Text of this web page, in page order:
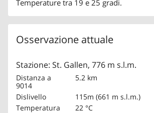
Temperature tra 19 e 25 gradi.
Osservazione attuale
Stazione: St. Gallen, 776 m s.l.m.
Distanza a
9014
5.2 km
Dislivello
115m (661 m s.l.m.)
Temperatura
22 °C